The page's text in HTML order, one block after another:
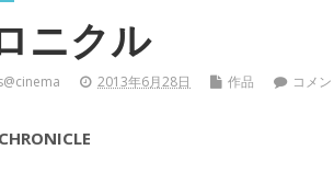
ニクル
2013年6月28日 作品 コメ